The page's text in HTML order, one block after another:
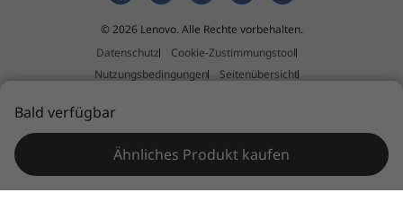
© 2026 Lenovo. Alle Rechte vorbehalten.
Datenschutz
Cookie-Zustimmungstool
Nutzungsbedingungen
Seitenübersicht
Allgemeine Geschäftsbedingungen (AGB)
Bald verfügbar
Ähnliches Produkt kaufen